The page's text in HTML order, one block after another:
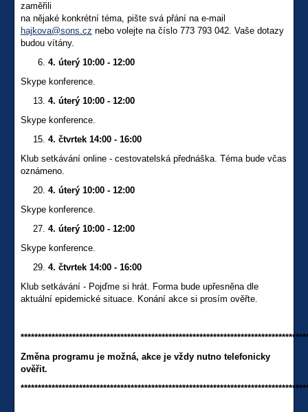
zaměřili
na nějaké konkrétní téma, pište svá přání na e-mail
hajkova@sons.cz nebo volejte na číslo 773 793 042. Vaše dotazy
budou vítány.
4. úterý 10:00 - 12:00
Skype konference.
4. úterý 10:00 - 12:00
Skype konference.
4. čtvrtek 14:00 - 16:00
Klub setkávání online - cestovatelská přednáška. Téma bude včas
oznámeno.
4. úterý 10:00 - 12:00
Skype konference.
4. úterý 10:00 - 12:00
Skype konference.
4. čtvrtek 14:00 - 16:00
Klub setkávání - Pojďme si hrát. Forma bude upřesněna dle
aktuální epidemické situace. Konání akce si prosím ověřte.
Změna programu je možná, akce je vždy nutno telefonicky
ověřit.